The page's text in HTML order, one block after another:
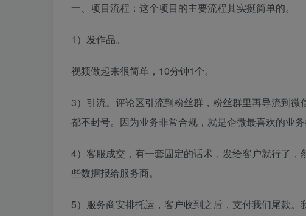
一、项目流程：这个项目的主要流程其实挺简单的。
1）发作品。
视频做起来很简单，10分钟1个。
3）引流。评论区引流到粉丝群，粉丝群里再导流到
都不封号。因为业务非常合规，就是企微最喜欢的业务
4）客服成交，有一套固定的话术，发给客户就行了
些数据报给服务商。
5）服务商安排托运，客户收到之后，支付我们尾款